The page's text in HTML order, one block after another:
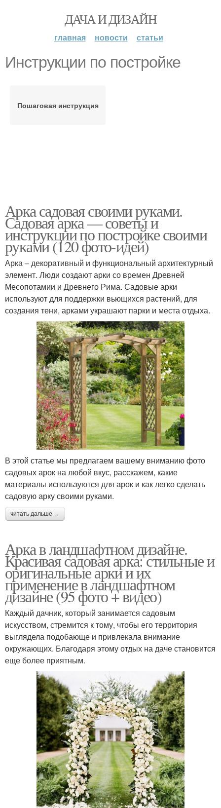
ДАЧА И ДИЗАЙН
главная новости статьи
Инструкции по постройке
Пошаговая инструкция
Арка садовая своими руками.
Садовая арка — советы и
инструкции по постройке своими
руками (120 фото-идей)
Арка – декоративный и функциональный архитектурный
элемент. Люди создают арки со времен Древней
Месопотамии и Древнего Рима. Садовые арки
используют для поддержки вьющихся растений, для
создания тени, арками украшают парки и места отдыха.
В этой статье мы предлагаем вашему вниманию фото
садовых арок на любой вкус, расскажем, какие
материалы используются для арок и как легко сделать
садовую арку своими руками.
читать дальше →
Арка в ландшафтном дизайне.
Красивая садовая арка: стильные и
оригинальные арки и их
применение в ландшафтном
дизайне (95 фото + видео)
Каждый дачник, который занимается садовым
искусством, стремится к тому, чтобы его территория
выглядела подобающе и привлекала внимание
окружающих. Благодаря этому отдых на даче становится
еще более приятным.